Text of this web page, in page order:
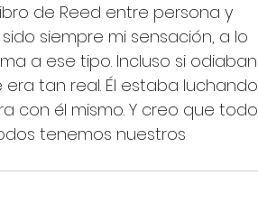
de Reed entre persona y
siempre mi sensación, a lo
a ese tipo. Incluso si odiaban
tan real. Él estaba luchando
con él mismo. Y creo que todo
tenemos nuestros